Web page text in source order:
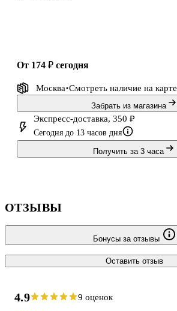
от 174 ₽ сегодня
Москва Смотреть наличие на карте
Забрать из магазина
Экспресс-доставка, 350 ₽
Сегодня до 13 часов дня
Получить за 3 часа
ОТЗЫВЫ
Бонусы за отзывы
Оставить отзыв
4.9 9 оценок